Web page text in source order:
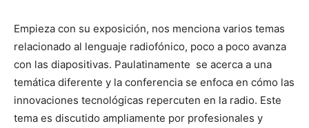
Empieza con su exposición, nos menciona varios temas
relacionado al lenguaje radiofónico, poco a poco avanza
con las diapositivas. Paulatinamente se acerca a una
temática diferente y la conferencia se enfoca en cómo las
innovaciones tecnológicas repercuten en la radio. Este
tema es discutido ampliamente por profesionales y